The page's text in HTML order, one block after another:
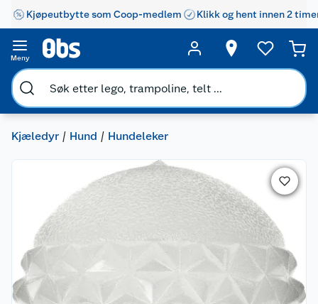
Kjøpeutbytte som Coop-medlem Klikk og hent innen 2
Meny
Kjæledyr Hund Hundeleker